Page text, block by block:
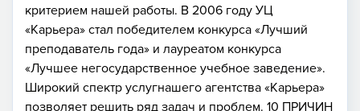
критерием нашей работы. В 2006 году УЦ
«Карьера» стал победителем конкурса «Лучший
преподаватель года» и лауреатом конкурса
«Лучшее негосударственное учебное заведение».
Широкий спектр услугнашего агентства «Карьера»
позволяет решить ряд задач и проблем. 10 ПРИЧИН